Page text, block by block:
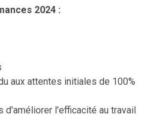
2024 :
aux attentes initiales de 100%
d'améliorer l'efficacité au travail